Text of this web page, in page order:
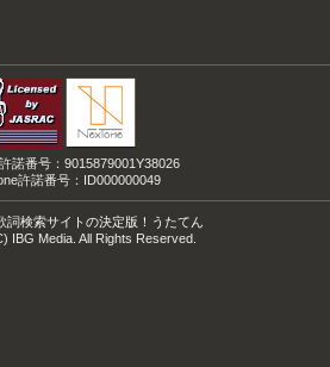
諾番号：9015879001Y38026
許諾番号：ID000000049
詞検索サイトの決定版！うたてん
IBG Media. All Rights Reserved.